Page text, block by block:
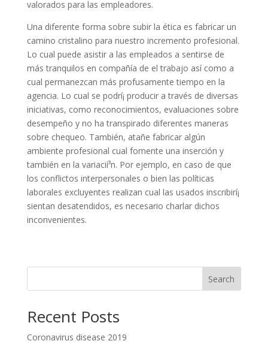
valorados para las empleadores.
Una diferente forma sobre subir la ética es fabricar un
camino cristalino para nuestro incremento profesional.
Lo cual puede asistir a las empleados a sentirse de
más tranquilos en compañía de el trabajo así­ como a
cual permanezcan más profusamente tiempo en la
agencia. Lo cual se podrí¡ producir a través de diversas
iniciativas, como reconocimientos, evaluaciones sobre
desempeño y no ha transpirado diferentes maneras
sobre chequeo. También, atañe fabricar algún
ambiente profesional cual fomente una inserción y
también en la variacií³n. Por ejemplo, en caso de que
los conflictos interpersonales o bien las políticas
laborales excluyentes realizan cual las usados inscribirí¡
sientan desatendidos, es necesario charlar dichos
inconvenientes.
Search
Recent Posts
Coronavirus disease 2019